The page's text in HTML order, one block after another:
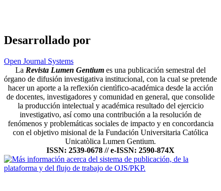
Desarrollado por
Open Journal Systems
La Revista Lumen Gentium es una publicación semestral del
órgano de difusión investigativa institucional, con la cual se pretende
hacer un aporte a la reflexión cientìfico-académica desde la acción
de docentes, investigadores y comunidad en general, que consolide
la producción intelectual y académica resultado del ejercicio
investigativo, así como una contribución a la resolución de
fenómenos y problemáticas sociales de impacto y en concordancia
con el objetivo misional de la Fundación Universitaria Católica
Unicatòlica Lumen Gentium.
ISSN: 2539-0678 // e-ISSN: 2590-874X